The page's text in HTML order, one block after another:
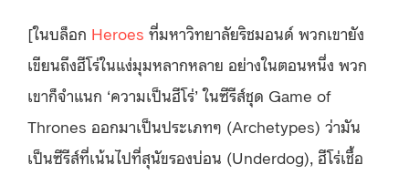
[ในบล็อก Heroes ที่มหาวิทยาลัยริชมอนด์ พวกเขายัง
เขียนถึงฮีโร่ในแง่มุมหลากหลาย อย่างในตอนหนึ่ง พวก
เขาก็จำแนก ‘ความเป็นฮีโร่’ ในซีรีส์ชุด Game of
Thrones ออกมาเป็นประเภทๆ (Archetypes) ว่ามัน
เป็นซีรีส์ที่เน้นไปที่สุนัขรองบ่อน (Underdog), ฮีโร่เชื้อ